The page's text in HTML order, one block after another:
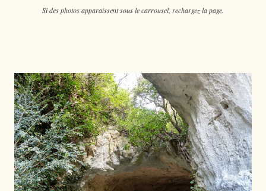
Si des photos apparaissent sous le carrousel, rechargez la page.